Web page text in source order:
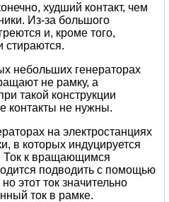
худший контакт, чем
Из-за большого
и, кроме того,
стираются.
небольших генераторах
не рамку, а
такой конструкции
контакты не нужны.
на электростанциях
в которых индуцируется
Ток к вращающимся
подводить с помощью
этот ток значительно
ток в рамке.